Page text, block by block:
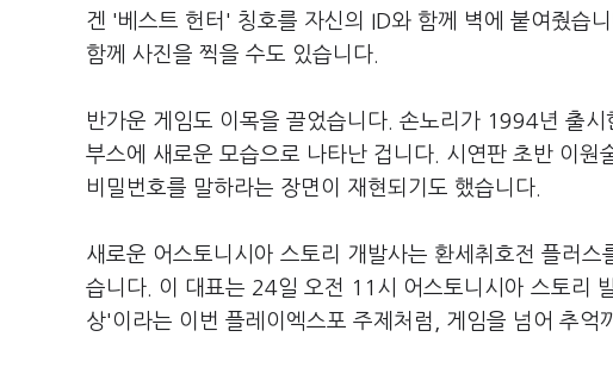
겐 '베스트 헌터' 칭호를 자신의 ID와 함께 벽에 붙여줬습
함께 사진을 찍을 수도 있습니다.
반가운 게임도 이목을 끌었습니다. 손노리가 1994년 출
부스에 새로운 모습으로 나타난 겁니다. 시연판 초반 이
비밀번호를 말하라는 장면이 재현되기도 했습니다.
새로운 어스토니시아 스토리 개발사는 환세취호전 플러
습니다. 이 대표는 24일 오전 11시 어스토니시아 스토리
상'이라는 이번 플레이엑스포 주제처럼, 게임을 넘어 추억